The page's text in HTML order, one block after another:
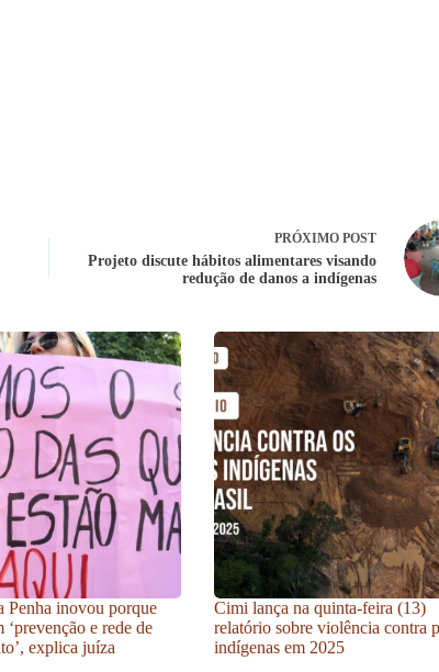
PRÓXIMO POST
Projeto discute hábitos alimentares visando
redução de danos a indígenas
Penha inovou porque
‘prevenção e rede de
explica juíza
Cimi lança na quinta-feira (13)
relatório sobre violência contra
indígenas em 2025